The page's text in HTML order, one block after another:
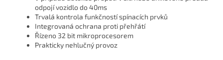
odpojí vozidlo do 40ms
Trvalá kontrola funkčností spínacích prvků
Integrovaná ochrana proti přehřátí
Řízeno 32 bit mikroprocesorem
Prakticky nehlučný provoz